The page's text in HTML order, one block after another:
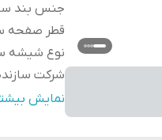
جنس بند
قطر صفحه
نوع شیشه
شرکت
مبدا برند: نمایش